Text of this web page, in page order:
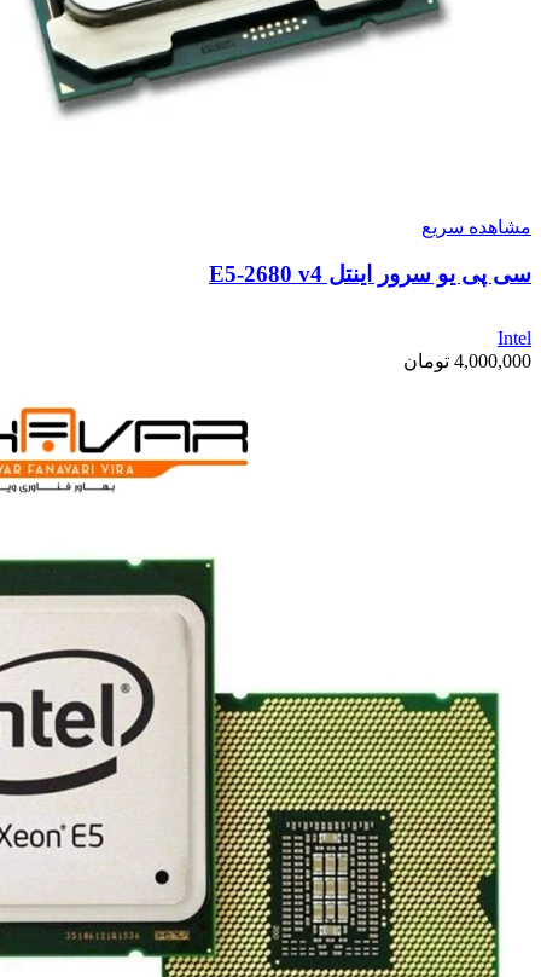
مشاهده سریع
سی پی یو سرور اینتل E5-2680 v4
Intel
4,000,000 تومان